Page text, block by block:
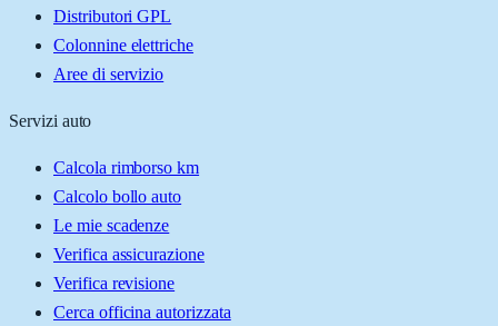
Distributori GPL
Colonnine elettriche
Aree di servizio
Servizi auto
Calcola rimborso km
Calcolo bollo auto
Le mie scadenze
Verifica assicurazione
Verifica revisione
Cerca officina autorizzata